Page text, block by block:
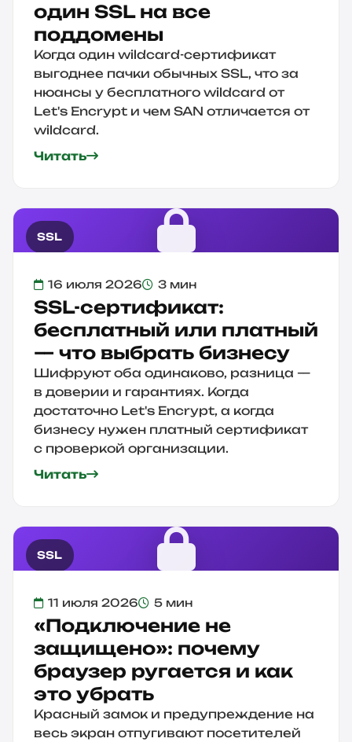
один SSL на все
поддомены
Когда один wildcard-сертификат
выгоднее пачки обычных SSL, что за
нюансы у бесплатного wildcard от
Let's Encrypt и чем SAN отличается от
wildcard.
Читать
SSL
16 июля 2026 3 мин
SSL-сертификат:
бесплатный или платный
— что выбрать бизнесу
Шифруют оба одинаково, разница —
в доверии и гарантиях. Когда
достаточно Let's Encrypt, а когда
бизнесу нужен платный сертификат
с проверкой организации.
Читать
SSL
11 июля 2026 5 мин
«Подключение не
защищено»: почему
браузер ругается и как
это убрать
Красный замок и предупреждение на
весь экран отпугивают посетителей